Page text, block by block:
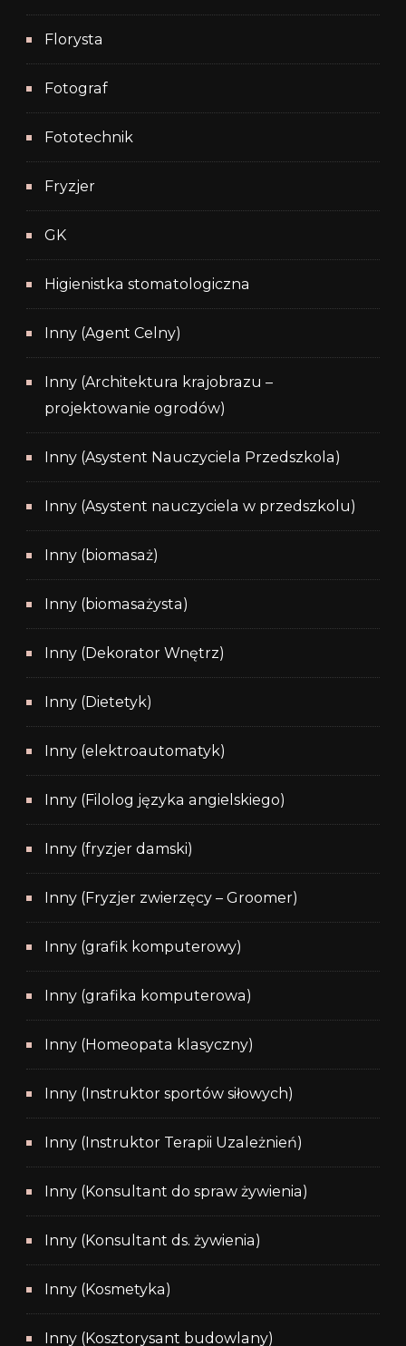
Florysta
Fotograf
Fototechnik
Fryzjer
GK
Higienistka stomatologiczna
Inny (Agent Celny)
Inny (Architektura krajobrazu –
projektowanie ogrodów)
Inny (Asystent Nauczyciela Przedszkola)
Inny (Asystent nauczyciela w przedszkolu)
Inny (biomasaż)
Inny (biomasażysta)
Inny (Dekorator Wnętrz)
Inny (Dietetyk)
Inny (elektroautomatyk)
Inny (Filolog języka angielskiego)
Inny (fryzjer damski)
Inny (Fryzjer zwierzęcy – Groomer)
Inny (grafik komputerowy)
Inny (grafika komputerowa)
Inny (Homeopata klasyczny)
Inny (Instruktor sportów siłowych)
Inny (Instruktor Terapii Uzależnień)
Inny (Konsultant do spraw żywienia)
Inny (Konsultant ds. żywienia)
Inny (Kosmetyka)
Inny (Kosztorysant budowlany)